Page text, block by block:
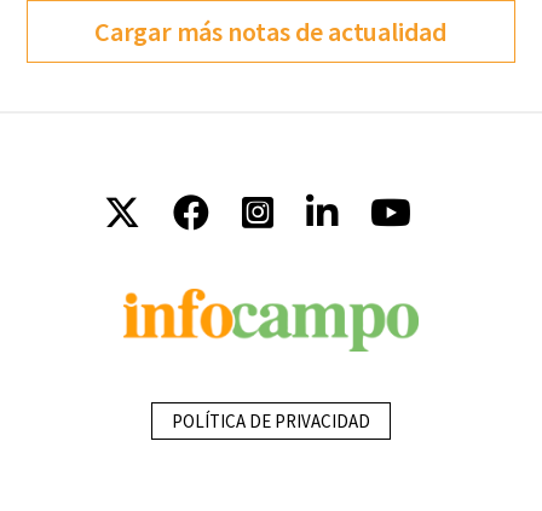
Cargar más notas de actualidad
POLÍTICA DE PRIVACIDAD